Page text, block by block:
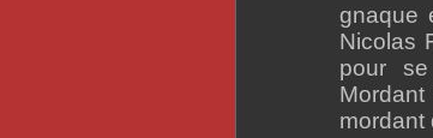
gnaque
Nicolas
pour
mordant